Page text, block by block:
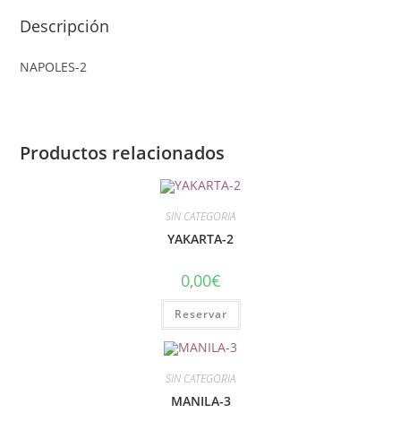
Descripción
NAPOLES-2
Productos relacionados
SIN CATEGORIA
YAKARTA-2
0,00€
Reservar
SIN CATEGORIA
MANILA-3